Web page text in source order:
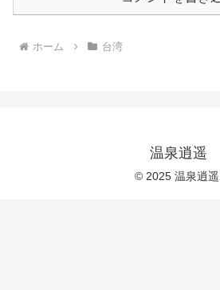
ホーム 台湾
温泉逍遥
© 2025 温泉逍